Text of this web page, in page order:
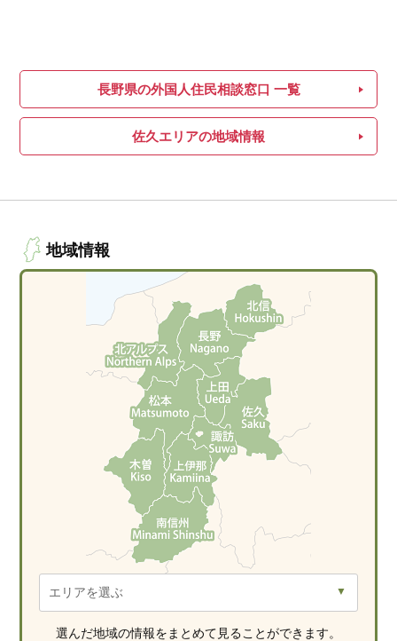
長野県の外国人住民相談窓口 一覧
佐久エリアの地域情報
地域情報
選んだ地域の情報をまとめて見ることができます。